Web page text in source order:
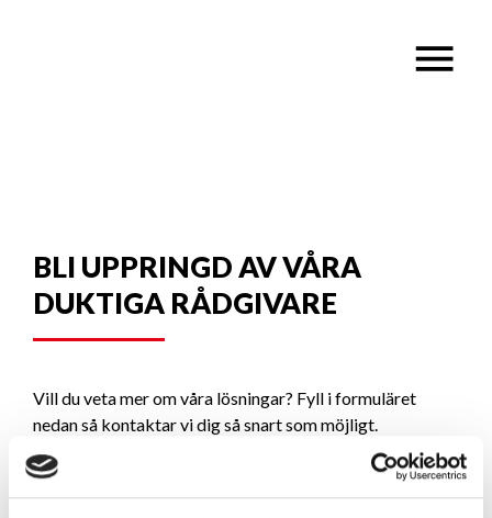
BLI UPPRINGD AV VÅRA
DUKTIGA RÅDGIVARE
Vill du veta mer om våra lösningar? Fyll i formuläret
nedan så kontaktar vi dig så snart som möjligt.